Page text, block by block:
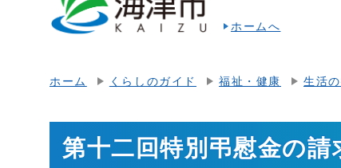
ホームへ
ホーム くらしのガイド 福祉・健康 生活
第十二回特別弔慰金の請